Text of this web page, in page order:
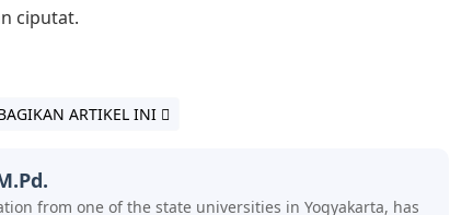
ciputat.
ARTIKEL INI
from one of the state universities in Yogyakarta, has